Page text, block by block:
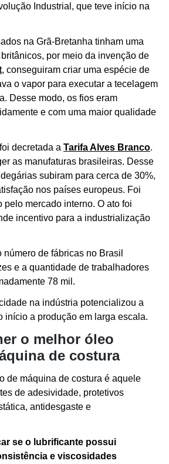
Industrial, que teve início na
na Grã-Bretanha tinham uma
por meio da invenção de
, conseguiram criar uma espécie de
o vapor para executar a tecelagem
Desse modo, os fios eram
e com uma maior qualidade
decretada a Tarifa Alves Branco.
as manufaturas brasileiras. Desse
subiram para cerca de 30%,
nos países europeus. Foi
pelo mercado interno. O ato foi
incentivo para a industrialização
número de fábricas no Brasil
e a quantidade de trabalhadores
78 mil.
na indústria potencializou a
início a produção em larga escala.
o melhor óleo
de costura
de máquina de costura é aquele
de adesividade, protetivos
antidesgaste e
se o lubrificante possui
e viscosidades